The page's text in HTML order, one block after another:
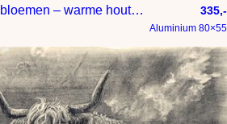
Landelijk schilderij van bloemen – warme houtskooltekening met natuurlijke texturen 335,-
Aluminium 80×55